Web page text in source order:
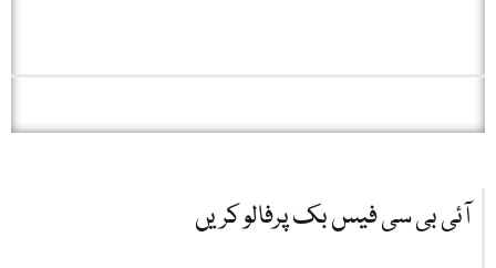
آئی بی سی فیس بک پرفالو کریں